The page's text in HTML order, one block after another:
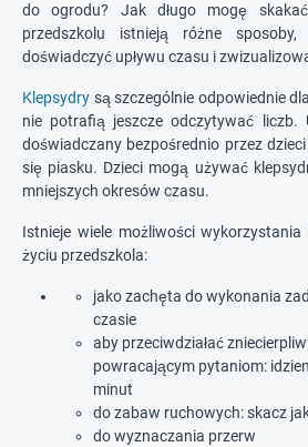
do ogrodu? Jak długo mogę
przedszkolu istnieją różne
doświadczyć upływu czasu i
Klepsydry są szczególnie odpowiednie
nie potrafią jeszcze odczytywać liczb.
doświadczany bezpośrednio przez
się piasku. Dzieci mogą używać
mniejszych okresów czasu.
Istnieje wiele możliwości
życiu przedszkola:
jako zachęta do wykonania
czasie
aby przeciwdziałać
powracającym pytaniom:
minut
do zabaw ruchowych: skacz
do wyznaczania przerw